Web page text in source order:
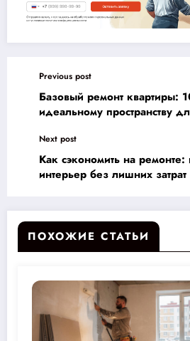
Previous post
Базовый ремонт квартиры:
идеальному пространству
Next post
Как сэкономить на
интерьер без лишних
ПОХОЖИЕ СТАТЬИ